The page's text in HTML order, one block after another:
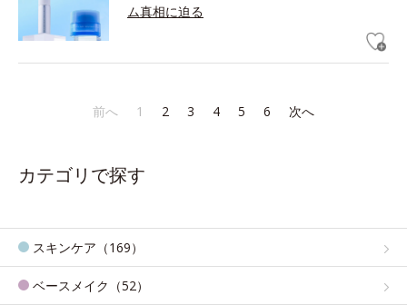
ム真相に迫る
前へ 1 2 3 4 5 6 次へ
カテゴリで探す
スキンケア（169）
ベースメイク（52）